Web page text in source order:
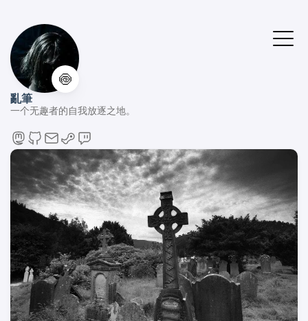
🍥
亂筆
一个无趣者的自我放逐之地。